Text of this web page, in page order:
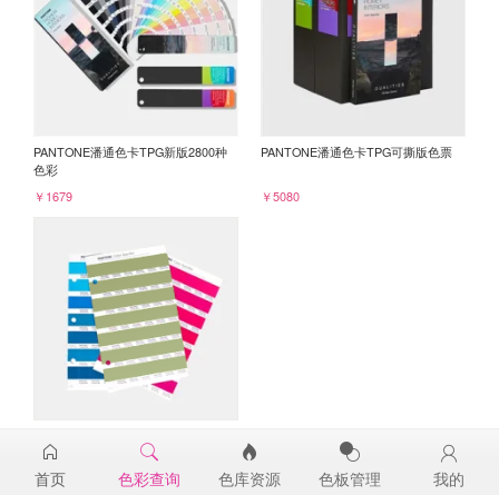
PANTONE潘通色卡TPG新版2800种
色彩
￥1679
PANTONE潘通色卡TPG可撕版色票
￥5080
16-0430TPG
￥98
首页 色彩查询 色库资源 色板管理 我的